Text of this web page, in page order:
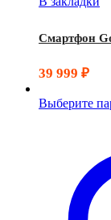
Смартфон
39 999 ₽
Выберите